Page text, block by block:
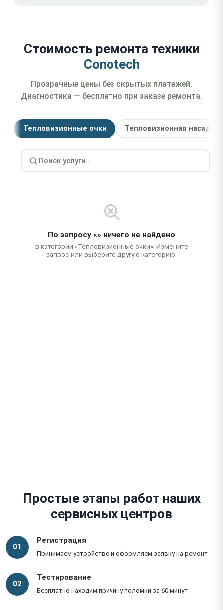
Стоимость ремонта техники
Conotech
Прозрачные цены без скрытых платежей.
Диагностика — бесплатно при заказе ремонта.
Тепловизионные очки Тепловизионная насадка
По запросу «» ничего не найдено
в категории «Тепловизионные очки». Измените
запрос или выберите другую категорию.
Простые этапы работ наших
сервисных центров
01
Регистрация
Принимаем устройство и оформляем заявку на ремонт
02
Тестирование
Бесплатно находим причину поломки за 60 минут